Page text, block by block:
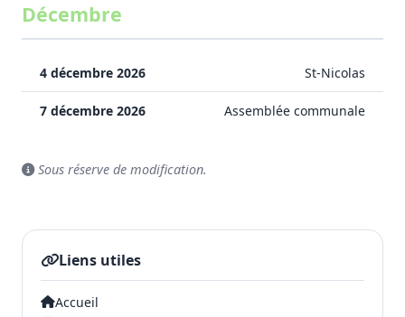
Décembre
4 décembre 2026 St-Nicolas
7 décembre 2026 Assemblée communale
Sous réserve de modification.
Liens utiles
Accueil